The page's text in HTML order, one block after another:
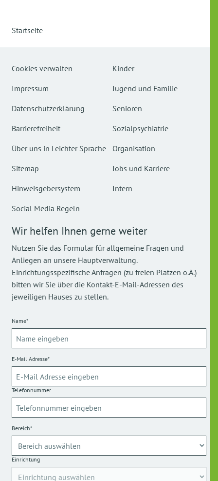
Startseite
Cookies verwalten
Impressum
Datenschutzerklärung
Barrierefreiheit
Über uns in Leichter Sprache
Sitemap
Hinweisgebersystem
Social Media Regeln
Kinder
Jugend und Familie
Senioren
Sozialpsychiatrie
Organisation
Jobs und Karriere
Intern
Wir helfen Ihnen gerne weiter
Nutzen Sie das Formular für allgemeine Fragen und
Anliegen an unsere Hauptverwaltung.
Einrichtungsspezifische Anfragen (zu freien Plätzen o.Ä.)
bitten wir Sie über die Kontakt-E-Mail-Adressen des
jeweiligen Hauses zu stellen.
Name*
E-Mail Adresse*
Telefonnummer
Bereich*
Einrichtung